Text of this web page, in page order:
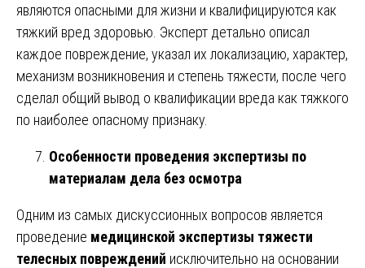
являются опасными для жизни и квалифицируются как
тяжкий вред здоровью. Эксперт детально описал
каждое повреждение, указал их локализацию, характер,
механизм возникновения и степень тяжести, после чего
сделал общий вывод о квалификации вреда как тяжкого
по наиболее опасному признаку.
Особенности проведения экспертизы по
материалам дела без осмотра
Одним из самых дискуссионных вопросов является
проведение медицинской экспертизы тяжести
телесных повреждений исключительно на основании